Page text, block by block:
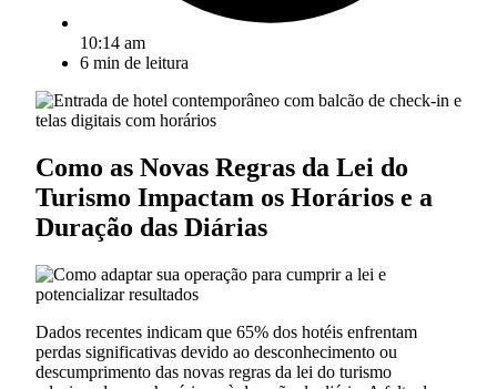
10:14 am
6 min de leitura
Como as Novas Regras da Lei do
Turismo Impactam os Horários e a
Duração das Diárias
Dados recentes indicam que 65% dos hotéis enfrentam
perdas significativas devido ao desconhecimento ou
descumprimento das novas regras da lei do turismo